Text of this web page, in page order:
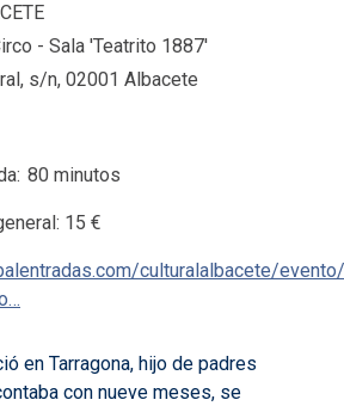
- Sala 'Teatrito 1887'
s/n, 02001 Albacete
80 minutos
15 €
culturalalbacete/
en Tarragona, hijo de padres
con nueve meses, se